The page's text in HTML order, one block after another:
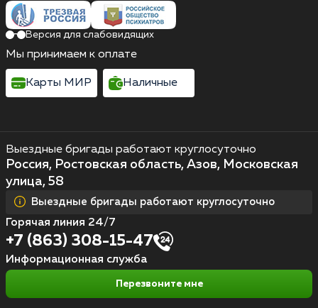
Выездные бригады работают круглосуточно
Россия, Ростовская область, Азов, Московская
улица, 58
Выездные бригады работают круглосуточно
Горячая линия 24/7
+7 (863) 308-15-47
Информационная служба
Перезвоните мне
Версия для слабовидящих
Мы принимаем к оплате
Карты МИР Наличные